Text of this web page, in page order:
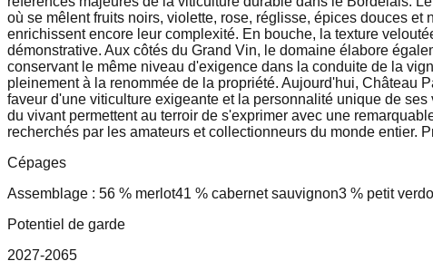
où se mêlent fruits noirs, violette, rose, réglisse, épices douces
enrichissent encore leur complexité. En bouche, la texture
démonstrative. Aux côtés du Grand Vin, le domaine élabore
conservant le même niveau d'exigence dans la conduite de la
pleinement à la renommée de la propriété. Aujourd'hui, Château
faveur d'une viticulture exigeante et la personnalité unique de
du vivant permettent au terroir de s'exprimer avec une
recherchés par les amateurs et collectionneurs du monde entier.
Cépages
Assemblage : 56 % merlot41 % cabernet sauvignon3 % petit
Potentiel de garde
2027-2065